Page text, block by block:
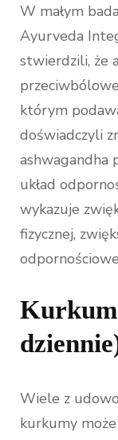
W małym
Ayurveda
stwierdzili, że
którym
doświadczyli
ashwagandha
układ
wykazuje
fizycznej,
Wiele z
kurkumy